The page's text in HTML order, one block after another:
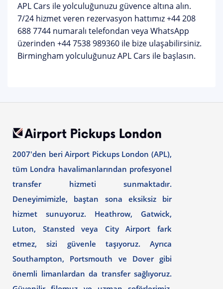
APL Cars ile yolculuğunuzu güvence altına alın.
7/24 hizmet veren rezervasyon hattımız+44 208
688 7744 numaralı telefondan veya WhatsApp
üzerinden +44 7538 989360 ile bize ulaşabilirsiniz.
Birmingham yolculuğunuz APL Cars ile başlasın.
2007'den beri Airport Pickups London (APL),
tüm Londra havalimanlarından profesyonel
transfer hizmeti sunmaktadır.
Deneyimimizle, baştan sona eksiksiz bir
hizmet sunuyoruz. Heathrow, Gatwick,
Luton, Stansted veya City Airport fark
etmez, sizi güvenle taşıyoruz. Ayrıca
Southampton, Portsmouth ve Dover gibi
önemli limanlardan da transfer sağlıyoruz.